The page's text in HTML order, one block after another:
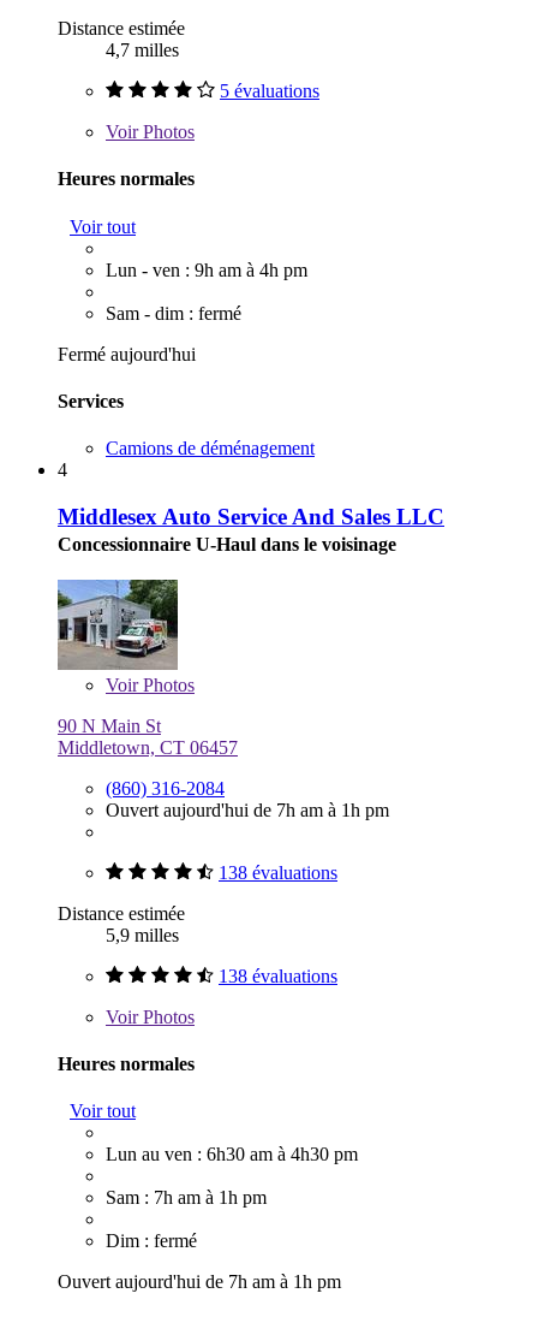
Distance estimée
4,7 milles
5 évaluations
VoirPhotos
Heures normales
Voir tout
Lun - ven : 9h am à 4h pm
Sam - dim : fermé
Fermé aujourd'hui
Services
Camions de déménagement
4
Middlesex Auto Service And Sales LLC
Concessionnaire U-Haul dans le voisinage
VoirPhotos
90 N Main St
Middletown, CT 06457
(860) 316-2084
Ouvert aujourd'hui de 7h am à 1h pm
138 évaluations
Distance estimée
5,9 milles
138 évaluations
VoirPhotos
Heures normales
Voir tout
Lun au ven : 6h30 am à 4h30 pm
Sam : 7h am à 1h pm
Dim : fermé
Ouvert aujourd'hui de 7h am à 1h pm